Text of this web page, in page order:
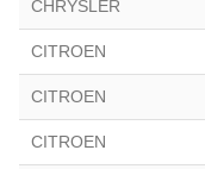
CHRYSLER
CITROEN
CITROEN
CITROEN